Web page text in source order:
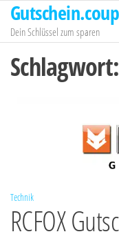
Zum
Inhalt
springen
Dein Schlüssel zum sparen
Schlagwort:
Technik
RCFOX